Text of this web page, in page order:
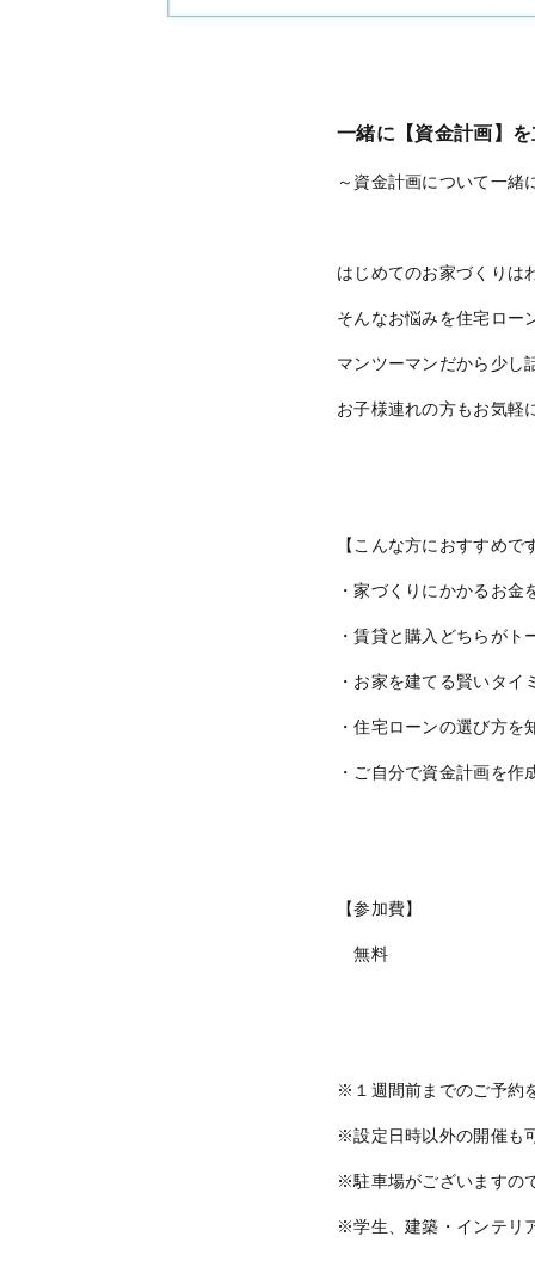
一緒に【資金計画】
～資金計画について一緒
はじめてのお家づくりは
そんなお悩みを住宅ロー
マンツーマンだから少し
お子様連れの方もお気軽
【こんな方におすすめで
・家づくりにかかるお金
・賃貸と購入どちらがト
・お家を建てる賢いタイ
・住宅ローンの選び方を
・ご自分で資金計画を作
【参加費】
無料
※１週間前までのご予約
※設定日時以外の開催も
※駐車場がございますの
※学生、建築・インテリ